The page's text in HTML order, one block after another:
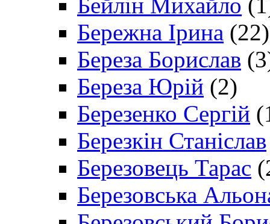
Бережна Ірина (22)
Береза Борислав
Береза Юрій (2)
Березенко Сергій
Березкін Станіслав
Березовець Тарас
Березовська